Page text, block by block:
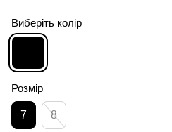
Виберіть колір
Розмір
7 8